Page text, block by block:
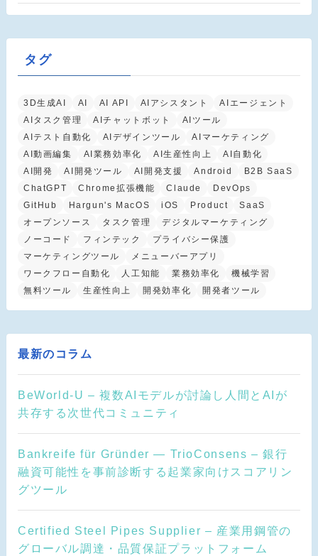
タグ
3D生成AI AI AI API AIアシスタント
AIエージェント
AIタスク管理
AIチャットボット
AIツール
AIテスト自動化
AIデザインツール
AIマーケティング
AI動画編集
AI業務効率化 AI生産性向上
AI自動化
AI開発
AI開発ツール AI開発支援 Android
B2B SaaS
ChatGPT
Chrome拡張機能 Claude
DevOps
GitHub
Hargun's MacOS iOS Product
SaaS
オープンソース
タスク管理
デジタルマーケティング
ノーコード
フィンテック
プライバシー保護
マーケティングツール
メニューバーアプリ
ワークフロー自動化
人工知能 業務効率化
機械学習
無料ツール
生産性向上 開発効率化 開発者ツール
最新のコラム
BeWorld-U – 複数AIモデルが討論し人間とAIが
共存する次世代コミュニティ
Bankreife für Gründer — TrioConsens – 銀行
融資可能性を事前診断する起業家向けスコアリン
グツール
Certified Steel Pipes Supplier – 産業用鋼管の
グローバル調達・品質保証プラットフォーム